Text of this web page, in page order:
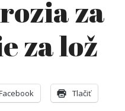
za
za lož
Tlačiť